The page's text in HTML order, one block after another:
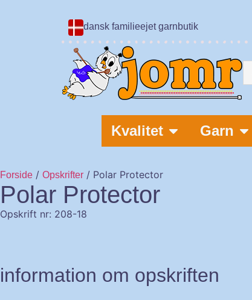
dansk familieejet garnbutik
Kvalitet Garn
Forside / Opskrifter / Polar Protector
Polar Protector
Opskrift nr: 208-18
information om opskriften